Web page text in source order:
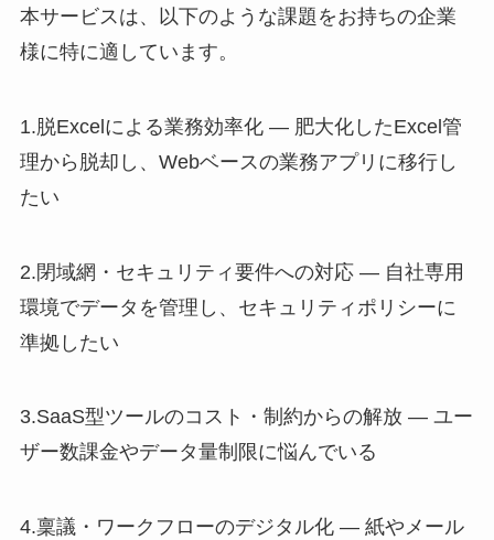
本サービスは、以下のような課題をお持ちの企業
様に特に適しています。
1.脱Excelによる業務効率化 — 肥大化したExcel管
理から脱却し、Webベースの業務アプリに移行し
たい
2.閉域網・セキュリティ要件への対応 — 自社専用
環境でデータを管理し、セキュリティポリシーに
準拠したい
3.SaaS型ツールのコスト・制約からの解放 — ユー
ザー数課金やデータ量制限に悩んでいる
4.稟議・ワークフローのデジタル化 — 紙やメール